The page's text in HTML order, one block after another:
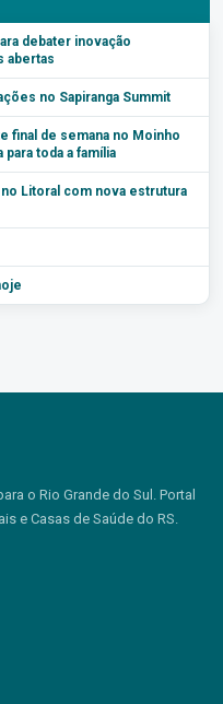
debater inovação
abertas
no Sapiranga Summit
final de semana no Moinho
toda a família
Litoral com nova estrutura
o Rio Grande do Sul. Portal
e Casas de Saúde do RS.